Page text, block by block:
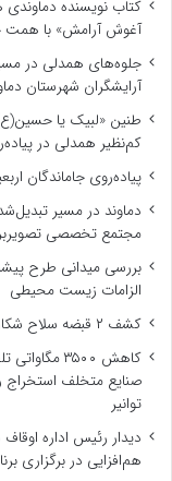
کتاب نویسنده
آغوش آرامش» با همت
جلوه‌های همدلی در
آرایشگران شهرستان
کم‌نظیر همدلی در
پیاده‌روی جاماندگان
دماوند در مسیر
مجتمع تخصصی تصویربرداری
بررسی میدانی طرح
الزامات زیست ‌محیطی
کشف ۲ قبضه سلاح شکاری غیرمجاز در دماوند
کاهش ۳۵۰۰
صنایع متخلف استخراج
توانیر
دیدار رئیس اداره
هم‌افزایی در برگزاری